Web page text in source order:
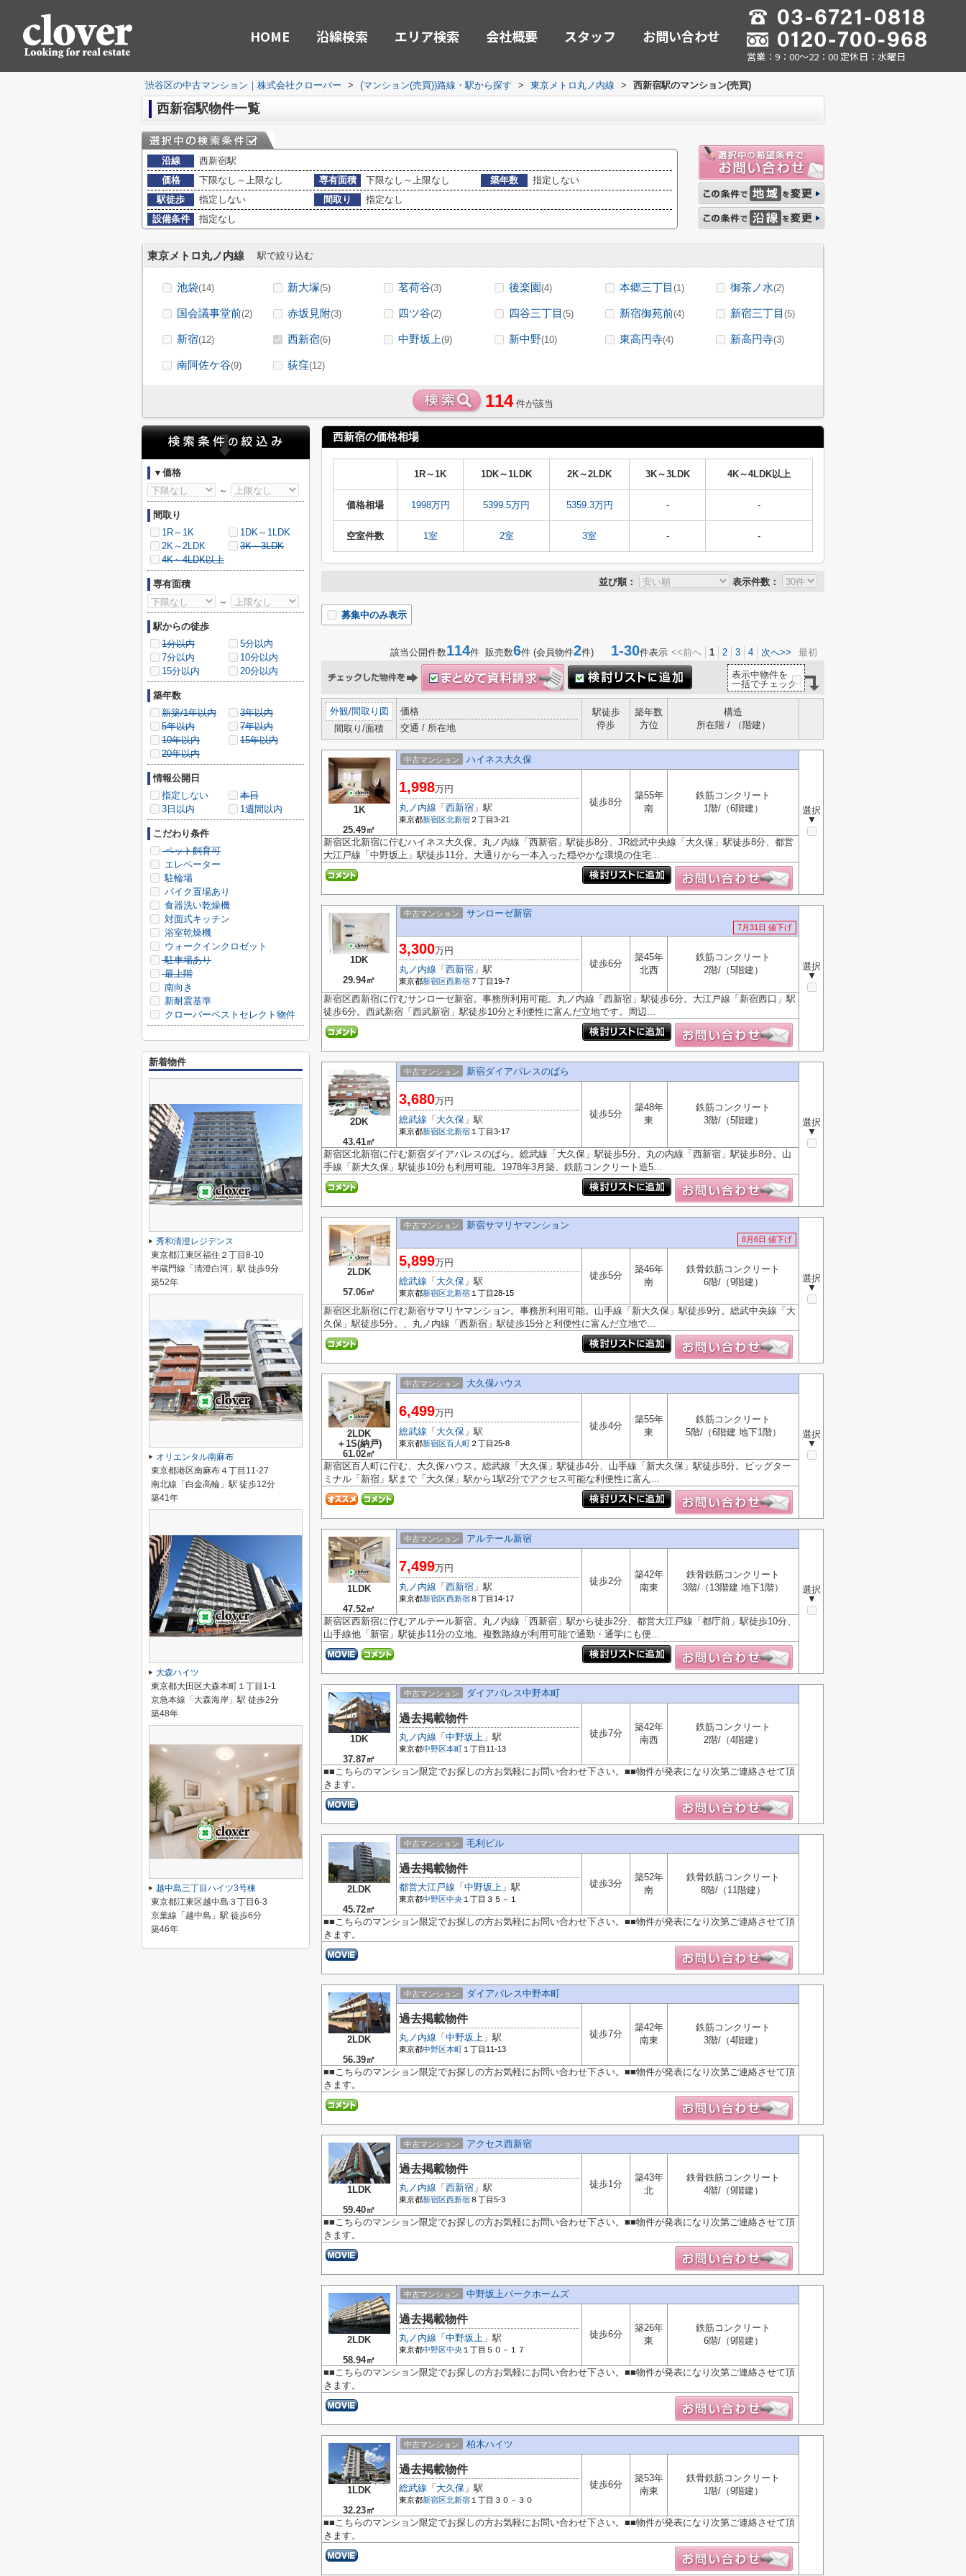
HOME 沿線検索 エリア検索 会社概要 スタッフ お問い合わせ
営業：9：00～22：00 定休日：水曜日
渋谷区の中古マンション｜株式会社クローバー > (マンション(売買))路線・駅から探す > 東京メトロ丸ノ内線 > 西新宿駅のマンション(売買)
西新宿駅物件一覧
沿線
西新宿駅
価格
下限なし～上限なし 専有面積 下限なし～上限なし 築年数
指定しない
駅徒歩
指定しない 間取り
指定なし
設備条件
指定なし
東京メトロ丸ノ内線 駅で絞り込む
池袋(14) 新大塚(5) 茗荷谷(3) 後楽園(4) 本郷三丁目 (1) 御茶ノ水(2)
国会議事堂前(2) 赤坂見附(3) 四ツ谷(2) 四谷三丁目 (5) 新宿御苑前(4) 新宿三丁目 (5)
新宿(12) 西新宿(6) 中野坂上(9) 新中野(10) 東高円寺(4) 新高円寺(3)
南阿佐ケ谷(9) 荻窪(12)
114 件が該当
西新宿の価格相場
1R～1K 1DK～1LDK 2K～2LDK 3K～3LDK 4K～4LDK以上
価格相場 1998万円 5399.5万円 5359.3万円 - -
空室件数 1室 2室 3室 - -
並び順： 表示件数：
募集中のみ表示
該当公開件数114件 販売数6件 (会員物件2件) 1-30件表示 <<前へ 1 2 3 4 次へ>> 最初
表示中物件を
一括でチェック
外観/間取り図
間取り/面積
価格
交通 / 所在地
駅徒歩
停歩
築年数
方位
構造
所在階 / （階建）
1K
25.49㎡
中古マンション ハイネス大久保
選択
▼
1,998万円
丸ノ内線 「 西新宿 」駅
東京都新宿区北新宿 ２丁目3-21
徒歩8分
築55年
南
鉄筋コンクリート
1階/（6階建）
新宿区北新宿に佇むハイネス大久保。丸ノ内線「西新宿」駅徒歩8分、JR総武中央線「大久保」駅徒歩8分、都営
大江戸線「中野坂上」駅徒歩11分。大通りから一本入った穏やかな環境の住宅...
1DK
29.94㎡
中古マンション サンローゼ新宿
7月31日 値下げ
選択
▼
3,300万円
丸ノ内線 「 西新宿 」駅
東京都新宿区西新宿 ７丁目19-7
徒歩6分
築45年
北西
鉄筋コンクリート
2階/（5階建）
新宿区西新宿に佇むサンローゼ新宿。事務所利用可能。丸ノ内線「西新宿」駅徒歩6分。大江戸線「新宿西口」駅
徒歩6分。西武新宿「西武新宿」駅徒歩10分と利便性に富んだ立地です。周辺...
2DK
43.41㎡
中古マンション 新宿ダイアパレスのばら
選択
▼
3,680万円
総武線 「 大久保 」駅
東京都新宿区北新宿 １丁目3-17
徒歩5分
築48年
東
鉄筋コンクリート
3階/（5階建）
新宿区北新宿に佇む新宿ダイアパレスのばら。総武線「大久保」駅徒歩5分。丸の内線「西新宿」駅徒歩8分。山
手線「新大久保」駅徒歩10分も利用可能。1978年3月築、鉄筋コンクリート造5...
2LDK
57.06㎡
中古マンション 新宿サマリヤマンション
8月6日 値下げ
選択
▼
5,899万円
総武線 「 大久保 」駅
東京都新宿区北新宿 １丁目28-15
徒歩5分
築46年
南
鉄骨鉄筋コンクリート
6階/（9階建）
新宿区北新宿に佇む新宿サマリヤマンション。事務所利用可能。山手線「新大久保」駅徒歩9分。総武中央線「大
久保」駅徒歩5分。、丸ノ内線「西新宿」駅徒歩15分と利便性に富んだ立地で...
2LDK
＋1S(納戸)
61.02㎡
中古マンション 大久保ハウス
選択
▼
6,499万円
総武線 「 大久保 」駅
東京都新宿区百人町 ２丁目25-8
徒歩4分
築55年
東
鉄筋コンクリート
5階/（6階建 地下1階）
新宿区百人町に佇む、大久保ハウス。総武線「大久保」駅徒歩4分、山手線「新大久保」駅徒歩8分。ビッグター
ミナル「新宿」駅まで「大久保」駅から1駅2分でアクセス可能な利便性に富ん...
1LDK
47.52㎡
中古マンション アルテール新宿
選択
▼
7,499万円
丸ノ内線 「 西新宿 」駅
東京都新宿区西新宿８丁目14-17
徒歩2分
築42年
南東
鉄骨鉄筋コンクリート
3階/（13階建 地下1階）
新宿区西新宿に佇むアルテール新宿。丸ノ内線「西新宿」駅から徒歩2分、都営大江戸線「都庁前」駅徒歩10分、
山手線他「新宿」駅徒歩11分の立地。複数路線が利用可能で通勤・通学にも便...
1DK
37.87㎡
中古マンション ダイアパレス中野本町
過去掲載物件
丸ノ内線 「 中野坂上 」駅
東京都中野区本町 １丁目11-13
徒歩7分
築42年
南西
鉄筋コンクリート
2階/（4階建）
■■こちらのマンション限定でお探しの方お気軽にお問い合わせ下さい。■■物件が発表になり次第ご連絡させて頂
きます。
2LDK
45.72㎡
中古マンション 毛利ビル
過去掲載物件
都営大江戸線 「 中野坂上 」駅
東京都中野区中央 １丁目３５－１
徒歩3分
築52年
南
鉄骨鉄筋コンクリート
8階/（11階建）
■■こちらのマンション限定でお探しの方お気軽にお問い合わせ下さい。■■物件が発表になり次第ご連絡させて頂
きます。
2LDK
56.39㎡
中古マンション ダイアパレス中野本町
過去掲載物件
丸ノ内線 「 中野坂上 」駅
東京都中野区本町 １丁目11-13
徒歩7分
築42年
南東
鉄筋コンクリート
3階/（4階建）
■■こちらのマンション限定でお探しの方お気軽にお問い合わせ下さい。■■物件が発表になり次第ご連絡させて頂
きます。
1LDK
59.40㎡
中古マンション アクセス西新宿
過去掲載物件
丸ノ内線 「 西新宿 」駅
東京都新宿区西新宿８丁目5-3
徒歩1分
築43年
北
鉄骨鉄筋コンクリート
4階/（9階建）
■■こちらのマンション限定でお探しの方お気軽にお問い合わせ下さい。■■物件が発表になり次第ご連絡させて頂
きます。
2LDK
58.94㎡
中古マンション 中野坂上パークホームズ
過去掲載物件
丸ノ内線 「 中野坂上 」駅
東京都中野区中央 １丁目５０－１７
徒歩6分
築26年
東
鉄筋コンクリート
6階/（9階建）
■■こちらのマンション限定でお探しの方お気軽にお問い合わせ下さい。■■物件が発表になり次第ご連絡させて頂
きます。
1LDK
32.23㎡
中古マンション 柏木ハイツ
過去掲載物件
総武線 「 大久保 」駅
東京都新宿区北新宿 １丁目３０－３０
徒歩6分
築53年
南東
鉄骨鉄筋コンクリート
1階/（9階建）
■■こちらのマンション限定でお探しの方お気軽にお問い合わせ下さい。■■物件が発表になり次第ご連絡させて頂
きます。
▼価格
～
間取り
1R～1K
1DK～1LDK
2K～2LDK
3K～3LDK
4K～4LDK以上
専有面積
～
駅からの徒歩
1分以内
5分以内
7分以内
10分以内
15分以内
20分以内
築年数
新築/1年以内
3年以内
5年以内
7年以内
10年以内
15年以内
20年以内
情報公開日
指定しない
本日
3日以内
1週間以内
こだわり条件
ペット飼育可
エレベーター
駐輪場
バイク置場あり
食器洗い乾燥機
対面式キッチン
浴室乾燥機
ウォークインクロゼット
駐車場あり
最上階
南向き
新耐震基準
クローバーベストセレクト物件
新着物件
秀和清澄レジデンス
東京都江東区福住２丁目8-10
半蔵門線「清澄白河」駅 徒歩9分
築52年
オリエンタル南麻布
東京都港区南麻布４丁目11-27
南北線「白金高輪」駅 徒歩12分
築41年
大森ハイツ
東京都大田区大森本町１丁目1-1
京急本線「大森海岸」駅 徒歩2分
築48年
越中島三丁目ハイツ3号棟
東京都江東区越中島３丁目6-3
京葉線「越中島」駅 徒歩6分
築46年